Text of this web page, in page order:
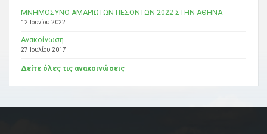
ΜΝΗΜΟΣΥΝΟ ΑΜΑΡΙΩΤΩΝ ΠΕΣΟΝΤΩΝ 2022 ΣΤΗΝ ΑΘΗΝΑ
12 Ιουνίου 2022
Ανακοίνωση
27 Ιουλίου 2017
Δείτε όλες τις ανακοινώσεις